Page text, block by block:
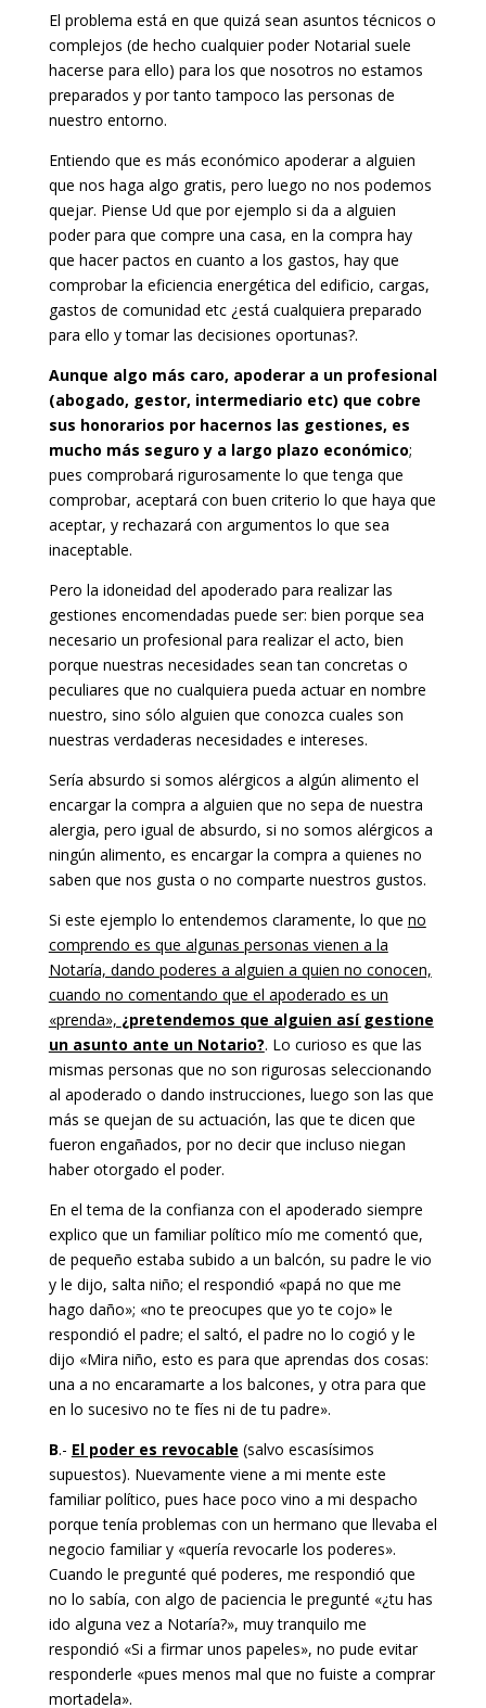
El problema está en que quizá sean asuntos técnicos o
complejos (de hecho cualquier poder Notarial suele
hacerse para ello) para los que nosotros no estamos
preparados y por tanto tampoco las personas de
nuestro entorno.
Entiendo que es más económico apoderar a alguien
que nos haga algo gratis, pero luego no nos podemos
quejar. Piense Ud que por ejemplo si da a alguien
poder para que compre una casa, en la compra hay
que hacer pactos en cuanto a los gastos, hay que
comprobar la eficiencia energética del edificio, cargas,
gastos de comunidad etc ¿está cualquiera preparado
para ello y tomar las decisiones oportunas?.
Aunque algo más caro, apoderar a un profesional
(abogado, gestor, intermediario etc) que cobre
sus honorarios por hacernos las gestiones, es
mucho más seguro y a largo plazo económico;
pues comprobará rigurosamente lo que tenga que
comprobar, aceptará con buen criterio lo que haya que
aceptar, y rechazará con argumentos lo que sea
inaceptable.
Pero la idoneidad del apoderado para realizar las
gestiones encomendadas puede ser: bien porque sea
necesario un profesional para realizar el acto, bien
porque nuestras necesidades sean tan concretas o
peculiares que no cualquiera pueda actuar en nombre
nuestro, sino sólo alguien que conozca cuales son
nuestras verdaderas necesidades e intereses.
Sería absurdo si somos alérgicos a algún alimento el
encargar la compra a alguien que no sepa de nuestra
alergia, pero igual de absurdo, si no somos alérgicos a
ningún alimento, es encargar la compra a quienes no
saben que nos gusta o no comparte nuestros gustos.
Si este ejemplo lo entendemos claramente, lo que no
comprendo es que algunas personas vienen a la
Notaría, dando poderes a alguien a quien no conocen,
cuando no comentando que el apoderado es un
«prenda», ¿pretendemos que alguien así gestione
un asunto ante un Notario?. Lo curioso es que las
mismas personas que no son rigurosas seleccionando
al apoderado o dando instrucciones, luego son las que
más se quejan de su actuación, las que te dicen que
fueron engañados, por no decir que incluso niegan
haber otorgado el poder.
En el tema de la confianza con el apoderado siempre
explico que un familiar político mío me comentó que,
de pequeño estaba subido a un balcón, su padre le vio
y le dijo, salta niño; el respondió «papá no que me
hago daño»; «no te preocupes que yo te cojo» le
respondió el padre; el saltó, el padre no lo cogió y le
dijo «Mira niño, esto es para que aprendas dos cosas:
una a no encaramarte a los balcones, y otra para que
en lo sucesivo no te fíes ni de tu padre».
B.- El poder es revocable (salvo escasísimos
supuestos). Nuevamente viene a mi mente este
familiar político, pues hace poco vino a mi despacho
porque tenía problemas con un hermano que llevaba el
negocio familiar y «quería revocarle los poderes».
Cuando le pregunté qué poderes, me respondió que
no lo sabía, con algo de paciencia le pregunté «¿tu has
ido alguna vez a Notaría?», muy tranquilo me
respondió «Si a firmar unos papeles», no pude evitar
responderle «pues menos mal que no fuiste a comprar
mortadela».